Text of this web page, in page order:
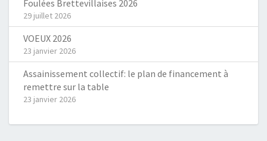
Foulées Brettevillaises 2026
29 juillet 2026
VOEUX 2026
23 janvier 2026
Assainissement collectif: le plan de financement à
remettre sur la table
23 janvier 2026